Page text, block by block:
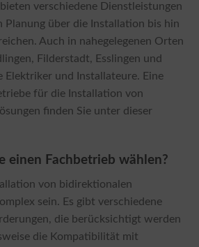
verschiedene Dienstleistungen
Planung über die Installation bis hin
Auch in nahegelegenen Orten
Filderstadt, Esslingen und
Elektriker und Installateure. Eine
für die Installation von
finden Sie unter dieser
einen Fachbetrieb wählen?
von bidirektionalen
sein. Es gibt verschiedene
die berücksichtigt werden
die Kompatibilität mit